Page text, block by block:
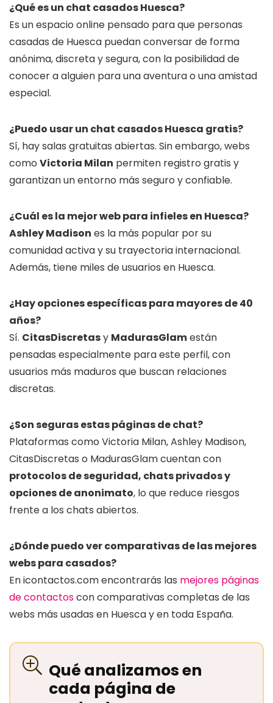
¿Qué es un chat casados Huesca?
Es un espacio online pensado para que personas
casadas de Huesca puedan conversar de forma
anónima, discreta y segura, con la posibilidad de
conocer a alguien para una aventura o una amistad
especial.
¿Puedo usar un chat casados Huesca gratis?
Sí, hay salas gratuitas abiertas. Sin embargo, webs
como Victoria Milan permiten registro gratis y
garantizan un entorno más seguro y confiable.
¿Cuál es la mejor web para infieles en Huesca?
Ashley Madison es la más popular por su
comunidad activa y su trayectoria internacional.
Además, tiene miles de usuarios en Huesca.
¿Hay opciones específicas para mayores de 40
años?
Sí. CitasDiscretasy MadurasGlamestán
pensadas especialmente para este perfil, con
usuarios más maduros que buscan relaciones
discretas.
¿Son seguras estas páginas de chat?
Plataformas como Victoria Milan, Ashley Madison,
CitasDiscretas o MadurasGlam cuentan con
protocolos de seguridad, chats privados y
opciones de anonimato, lo que reduce riesgos
frente a los chats abiertos.
¿Dónde puedo ver comparativas de las mejores
webs para casados?
En icontactos.com encontrarás las mejores páginas
de contactoscon comparativas completas de las
webs más usadas en Huesca y en toda España.
Qué analizamos en
cada página de